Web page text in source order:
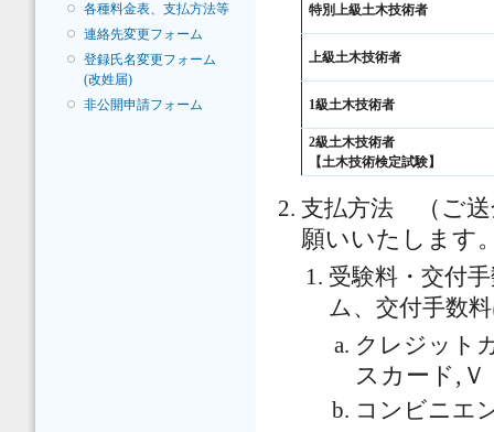
各種料金表、支払方法等
連絡先変更フォーム
登録氏名変更フォーム
(改姓届)
非公開申請フォーム
特別上級土木技術者
上級土木技術者
1級土木技術者
2級土木技術者
【土木技術検定試験】
支払方法
（ご
願いいたします
受験料・交付
ム、交付手数
クレジッ
スカード,
コンビニエ